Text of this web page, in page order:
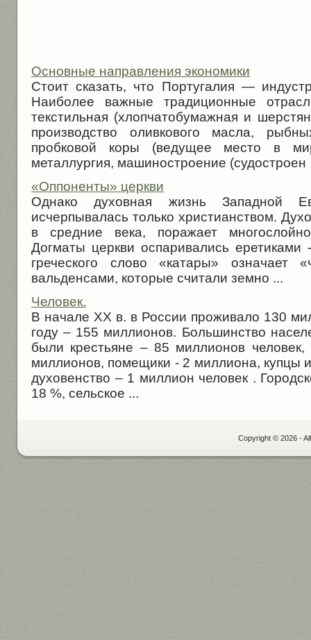
Основные направления экономики
Стоит сказать, что Португалия —
Наиболее важные традиционные
текстильная (хлопчатобумажная и
производство оливкового масла,
пробковой коры (ведущее место в
металлургия, машиностроение (судостроен
«Оппоненты» церкви
Однако духовная жизнь Западной
исчерпывалась только христианством.
в средние века, поражает
Догматы церкви оспаривались
греческого слово «катары» озна­чает
вальденсами, которые считали земно ...
Человек.
В начале XX в. в России проживало 130
году – 155 миллионов. Большинство
были крестьяне – 85 миллионов
миллионов, помещики - 2 миллиона, купцы
духовенство – 1 миллион человек .
18 %, сельское ...
Copyright © 2026 -